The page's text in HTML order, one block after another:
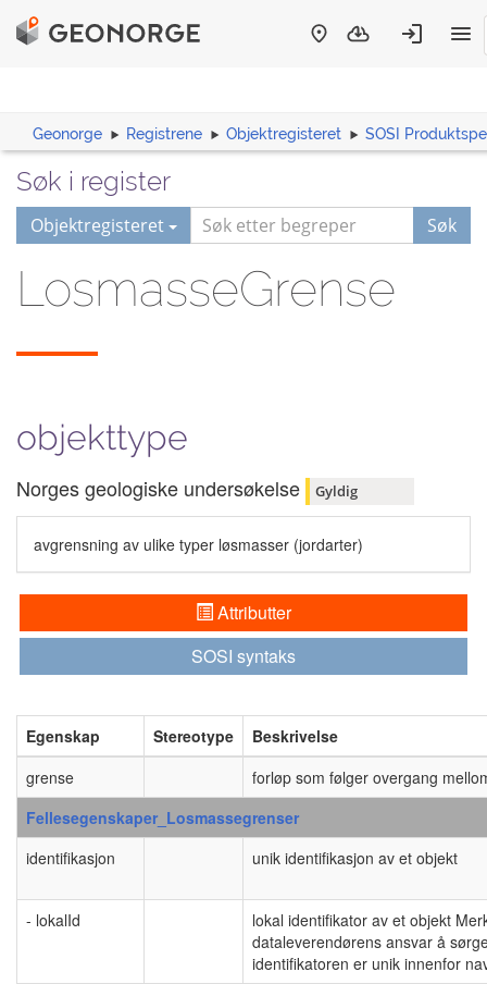
Geonorge Registrene Objektregisteret SOSI
Søk i register
Objektregisteret Søk
LosmasseGrense
objekttype
Norges geologiske undersøkelse Gyldig
avgrensning av ulike typer løsmasser (jordarter)
Attributter
SOSI syntaks
Egenskap Stereotype
Beskrivelse
grense
forløp som følger overgang
Fellesegenskaper_Losmassegrenser
identifikasjon
unik identifikasjon av et objekt
- lokalId
lokal identifikator av et objekt
dataleverendørens ansvar å
identifikatoren er unik innenfor